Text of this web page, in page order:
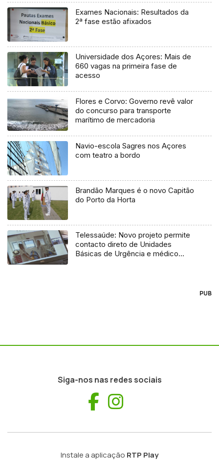
Exames Nacionais: Resultados da
2ª fase estão afixados
Universidade dos Açores: Mais de
660 vagas na primeira fase de
acesso
Flores e Corvo: Governo revê valor
do concurso para transporte
marítimo de mercadoria
Navio-escola Sagres nos Açores
com teatro a bordo
Brandão Marques é o novo Capitão
do Porto da Horta
Telessaúde: Novo projeto permite
contacto direto de Unidades
Básicas de Urgência e médico
PUB
Siga-nos nas redes sociais
Facebook
Instale a aplicação RTP Play